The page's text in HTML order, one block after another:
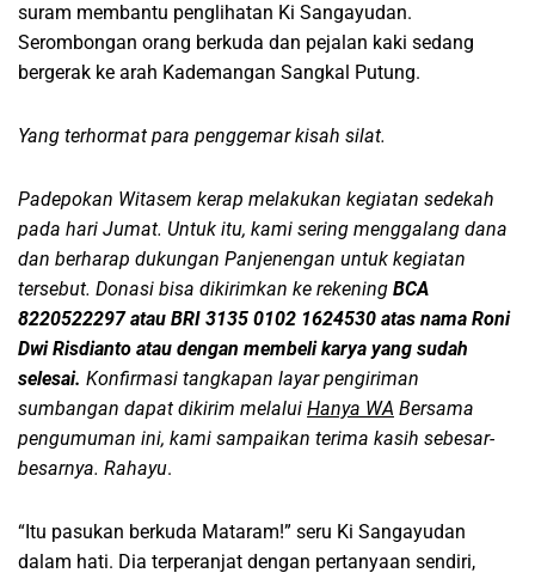
suram membantu penglihatan Ki Sangayudan.
Serombongan orang berkuda dan pejalan kaki sedang
bergerak ke arah Kademangan Sangkal Putung.
Yang terhormat para penggemar kisah silat.
Padepokan Witasem kerap melakukan kegiatan sedekah
pada hari Jumat. Untuk itu, kami sering menggalang dana
dan berharap dukungan Panjenengan untuk kegiatan
tersebut. Donasi bisa dikirimkan ke rekening BCA
8220522297 atau BRI 3135 0102 1624530 atas nama Roni
Dwi Risdianto atau dengan membeli karya yang sudah
selesai. Konfirmasi tangkapan layar pengiriman
sumbangan dapat dikirim melalui Hanya WA Bersama
pengumuman ini, kami sampaikan terima kasih sebesar-
besarnya. Rahayu.
“Itu pasukan berkuda Mataram!” seru Ki Sangayudan
dalam hati. Dia terperanjat dengan pertanyaan sendiri,